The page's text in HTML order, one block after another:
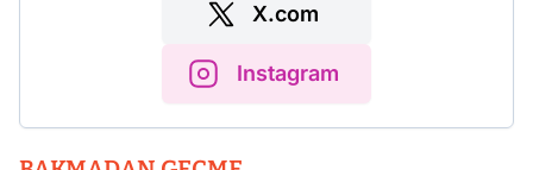
X.com
Instagram